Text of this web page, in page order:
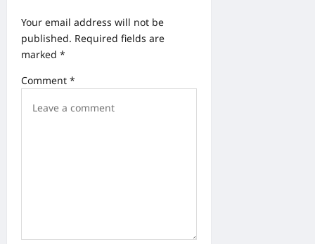
g
a
t
Your email address will not be
published. Required fields are
marked *
Comment *